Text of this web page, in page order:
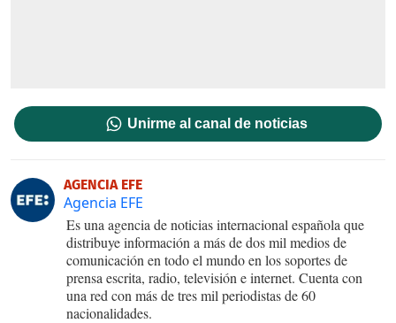
Unirme al canal de noticias
AGENCIA EFE
Agencia EFE
Es una agencia de noticias internacional española que
distribuye información a más de dos mil medios de
comunicación en todo el mundo en los soportes de
prensa escrita, radio, televisión e internet. Cuenta con
una red con más de tres mil periodistas de 60
nacionalidades.